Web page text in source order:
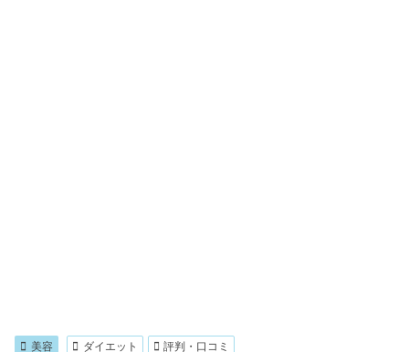
美容 ダイエット 評判・口コミ